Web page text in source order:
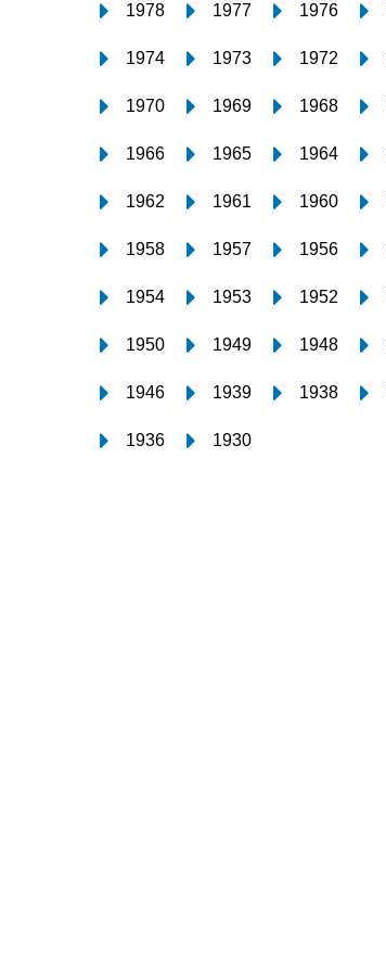
1978 1977 1976
1974 1973 1972
1970 1969 1968
1966 1965 1964
1962 1961 1960
1958 1957 1956
1954 1953 1952
1950 1949 1948
1946 1939 1938
1936 1930